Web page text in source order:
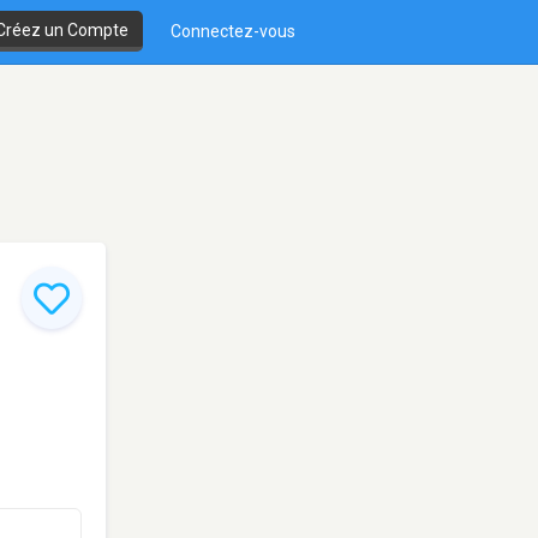
un Compte Connectez-vous